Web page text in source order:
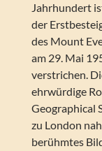
Jahrhundert
der
des Mount
am 29. Mai
verstrichen.
ehrwürdige
Geographical
zu London
berühmtes